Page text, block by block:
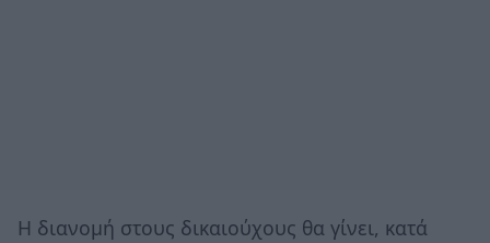
Η διανομή στους δικαιούχους θα γίνει, κατά